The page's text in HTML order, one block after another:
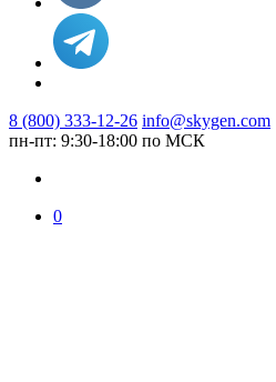
8 (800) 333-12-26 info@skygen.com
пн-пт: 9:30-18:00 по МСК
0